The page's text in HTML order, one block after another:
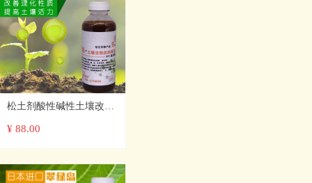
松土剂酸性碱性土壤改良
原液免深耕调节板结疏松
¥ 88.00